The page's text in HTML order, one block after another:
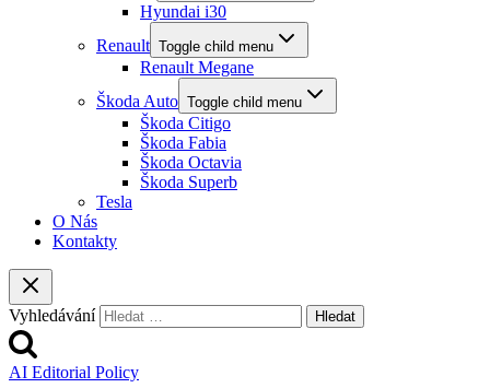
Hyundai i30
Renault Toggle child menu
Renault Megane
Škoda Auto Toggle child menu
Škoda Citigo
Škoda Fabia
Škoda Octavia
Škoda Superb
Tesla
O Nás
Kontakty
Vyhledávání
AI Editorial Policy